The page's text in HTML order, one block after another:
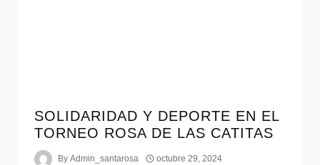
SOLIDARIDAD Y DEPORTE EN EL
TORNEO ROSA DE LAS CATITAS
By Admin_santarosa octubre 29, 2024